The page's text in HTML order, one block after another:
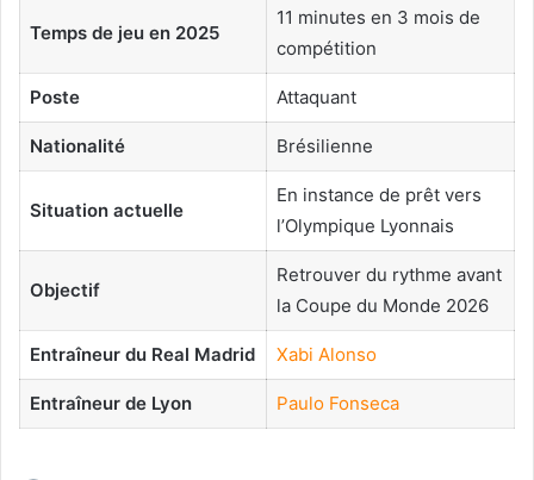
Temps de jeu en 2025
11 minutes en 3 mois de
compétition
Poste Attaquant
Nationalité Brésilienne
Situation actuelle
En instance de prêt vers
l’Olympique Lyonnais
Objectif
Retrouver du rythme avant
la Coupe du Monde 2026
Entraîneur du Real Madrid Xabi Alonso
Entraîneur de Lyon Paulo Fonseca